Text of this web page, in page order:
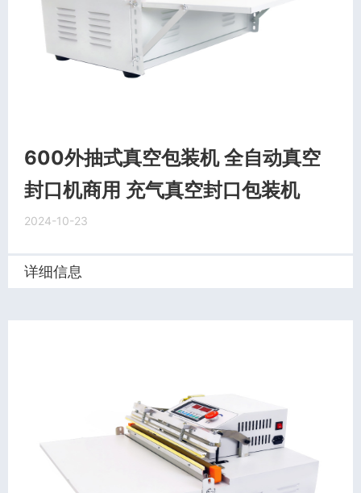
600外抽式真空包装机 全自动真空
封口机商用 充气真空封口包装机
2024-10-23
详细信息